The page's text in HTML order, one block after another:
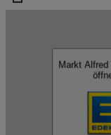
Kartendaten werden
Markt Alfred
Alfred Wüstefeld